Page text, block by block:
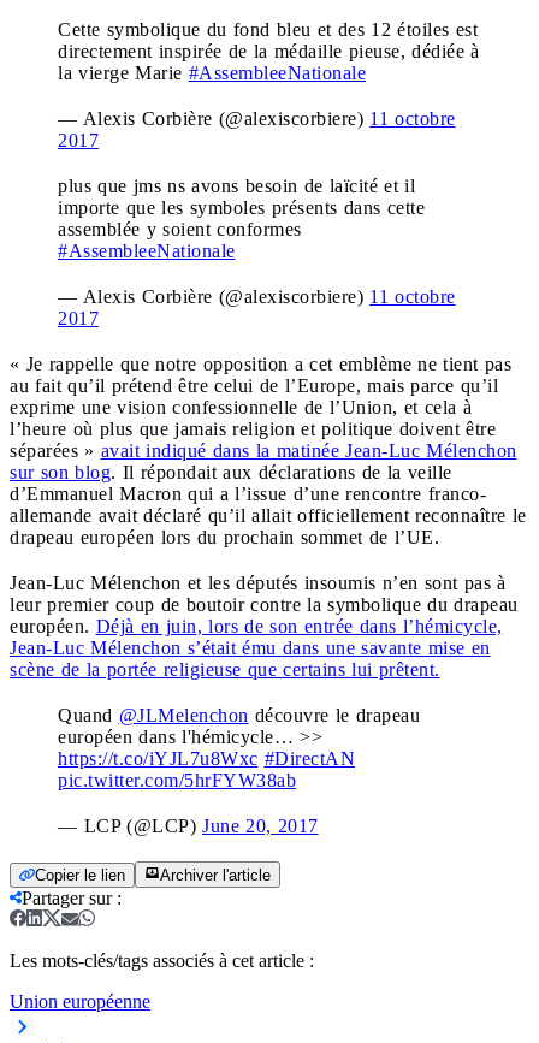
Cette symbolique du fond bleu et des 12 étoiles est
directement inspirée de la médaille pieuse, dédiée à
la vierge Marie #AssembleeNationale
— Alexis Corbière (@alexiscorbiere) 11 octobre
2017
plus que jms ns avons besoin de laïcité et il
importe que les symboles présents dans cette
assemblée y soient conformes
#AssembleeNationale
— Alexis Corbière (@alexiscorbiere) 11 octobre
2017
« Je rappelle que notre opposition a cet emblème ne tient pas
au fait qu’il prétend être celui de l’Europe, mais parce qu’il
exprime une vision confessionnelle de l’Union, et cela à
l’heure où plus que jamais religion et politique doivent être
séparées » avait indiqué dans la matinée Jean-Luc Mélenchon
sur son blog. Il répondait aux déclarations de la veille
d’Emmanuel Macron qui a l’issue d’une rencontre franco-
allemande avait déclaré qu’il allait officiellement reconnaître le
drapeau européen lors du prochain sommet de l’UE.
Jean-Luc Mélenchon et les députés insoumis n’en sont pas à
leur premier coup de boutoir contre la symbolique du drapeau
européen. Déjà en juin, lors de son entrée dans l’hémicycle,
Jean-Luc Mélenchon s’était ému dans une savante mise en
scène de la portée religieuse que certains lui prêtent.
Quand @JLMelenchon découvre le drapeau
européen dans l'hémicycle… >>
https://t.co/iYJL7u8Wxc #DirectAN
pic.twitter.com/5hrFYW38ab
— LCP (@LCP) June 20, 2017
Copier le lien Archiver l'article
Partager sur:
Les mots-clés/tags associés à cet article :
Union européenne